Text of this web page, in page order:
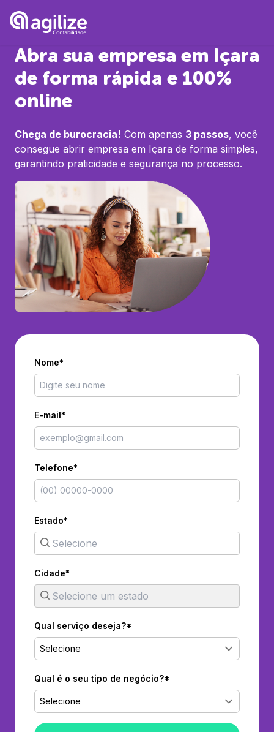
Abra sua empresa em Içara
de forma rápida e 100%
online
Chega de burocracia! Com apenas 3 passos, você
consegue abrir empresa em Içara de forma simples,
garantindo praticidade e segurança no processo.
Nome*
E-mail*
Telefone*
Estado*
Cidade*
Qual serviço deseja?*
Selecione
Qual é o seu tipo de negócio?*
Selecione